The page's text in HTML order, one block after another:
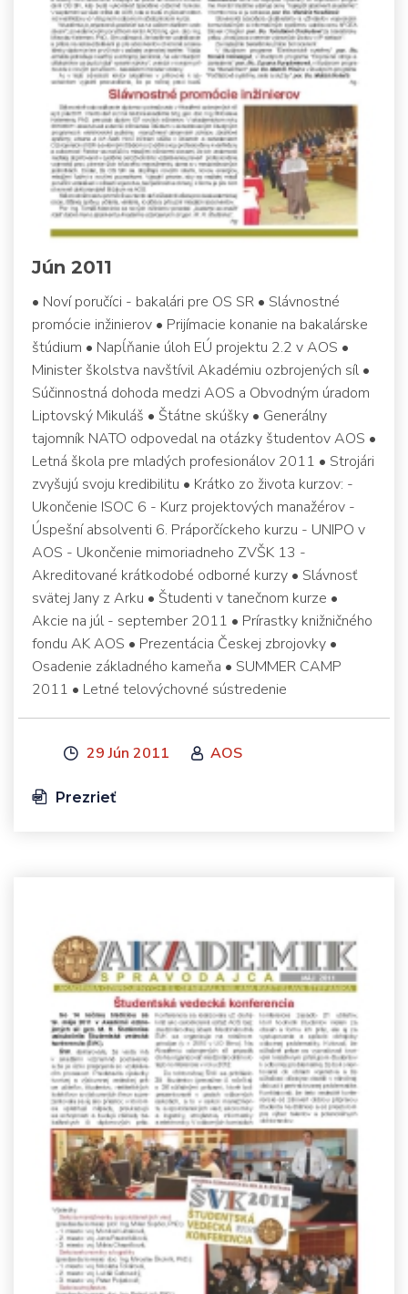
Jún 2011
• Noví poručíci - bakalári pre OS SR • Slávnostné
promócie inžinierov • Prijímacie konanie na bakalárske
štúdium • Napĺňanie úloh EÚ projektu 2.2 v AOS •
Minister školstva navštívil Akadémiu ozbrojených síl •
Súčinnostná dohoda medzi AOS a Obvodným úradom
Liptovský Mikuláš • Štátne skúšky • Generálny
tajomník NATO odpovedal na otázky študentov AOS •
Letná škola pre mladých profesionálov 2011 • Strojári
zvyšujú svoju kredibilitu • Krátko zo života kurzov: -
Ukončenie ISOC 6 - Kurz projektových manažérov -
Úspešní absolventi 6. Práporčíckeho kurzu - UNIPO v
AOS - Ukončenie mimoriadneho ZVŠK 13 -
Akreditované krátkodobé odborné kurzy • Slávnosť
svätej Jany z Arku • Študenti v tanečnom kurze •
Akcie na júl - september 2011 • Prírastky knižničného
fondu AK AOS • Prezentácia Českej zbrojovky •
Osadenie základného kameňa • SUMMER CAMP
2011 • Letné telovýchovné sústredenie
29 Jún 2011 AOS
Prezrieť